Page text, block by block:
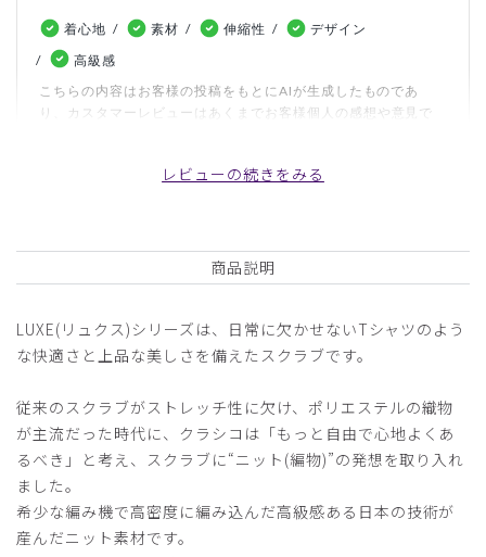
着心地 素材 伸縮性
デザイン
高級感
こちらの内容はお客様の投稿をもとにAIが生成したものであ
り、カスタマーレビューはあくまでお客様個人の感想や意見で
ショーケン様
2026-03-26
年齢:60代 身長:166-170cm 体重:61-65kg
サイズ感小さめ
大きめ
ストレッチ感
よく伸びる
伸びない
厚さ
とても薄い 厚い
御礼
東日本大震災の際に御社の大和田新様に、スクラブプレゼン
レビューの続きをみる
商品説明
LUXE(リュクス)シリーズは、日常に欠かせないTシャツのよう
な快適さと上品な美しさを備えたスクラブです。
従来のスクラブがストレッチ性に欠け、ポリエステルの織物
が主流だった時代に、クラシコは「もっと自由で心地よくあ
るべき」と考え、スクラブに“ニット(編物)”の発想を取り入れ
ました。
希少な編み機で高密度に編み込んだ高級感ある日本の技術が
産んだニット素材です。